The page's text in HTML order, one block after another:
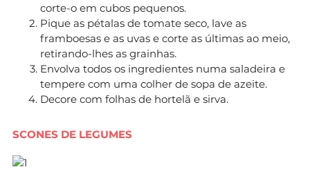
corte-o em cubos pequenos.
Pique as pétalas de tomate seco, lave as
framboesas e as uvas e corte as últimas ao meio,
retirando-lhes as grainhas.
Envolva todos os ingredientes numa saladeira e
tempere com uma colher de sopa de azeite.
Decore com folhas de hortelã e sirva.
SCONES DE LEGUMES